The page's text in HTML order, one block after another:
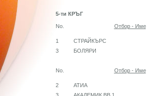
5-ти КРЪГ
No. Отбор - Име
1
СТРАЙКЪРС
3
БОЛЯРИ
No. Отбор - Име
2
АТИА